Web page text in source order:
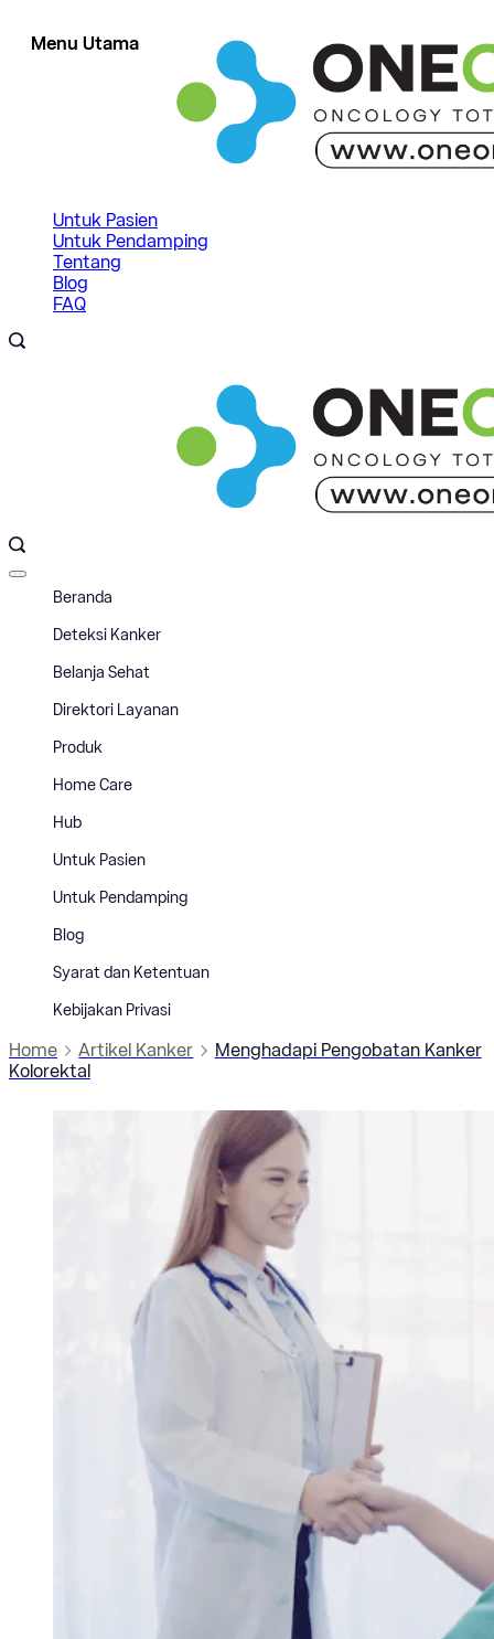
Untuk Pasien
Untuk Pendamping
Tentang
Blog
FAQ
Offcanvas
Menu Utama
Beranda
Deteksi Kanker
Belanja Sehat
Direktori Layanan
Produk
Home Care
Hub
Untuk Pasien
Untuk Pendamping
Blog
Syarat dan Ketentuan
Kebijakan Privasi
Home Artikel Kanker
Menghadapi Pengobatan Kanker
Kolorektal